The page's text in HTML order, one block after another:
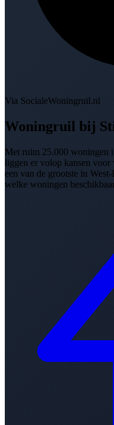
Via SocialeWoningruil.nl
Woningruil bij
Met ruim 25.000 woningen
liggen er volop kansen
een van de grootste in
welke woningen